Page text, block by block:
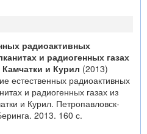
радиоактивных
и радиогенных газах
и Курил (2013)
естественных радиоактивных
и радиогенных газах из
и Курил. Петропавловск-
2013. 160 с.